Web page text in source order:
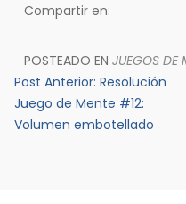
Compartir en:
POSTEADO EN JUEGOS DE
Navegación
de
entradas
Post Anterior: Resolución
Juego de Mente #12:
Volumen embotellado